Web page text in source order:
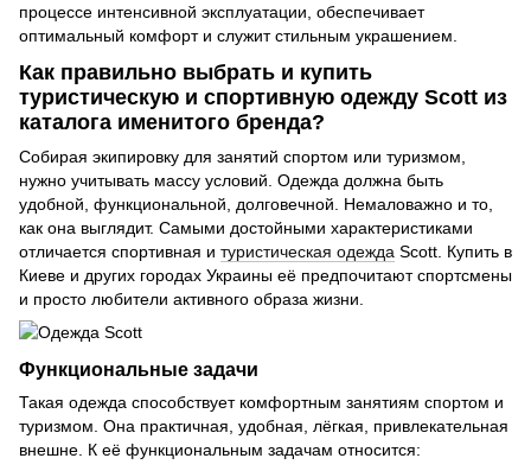
процессе интенсивной эксплуатации, обеспечивает
оптимальный комфорт и служит стильным украшением.
Как правильно выбрать и купить
туристическую и спортивную одежду Scott из
каталога именитого бренда?
Собирая экипировку для занятий спортом или туризмом,
нужно учитывать массу условий. Одежда должна быть
удобной, функциональной, долговечной. Немаловажно и то,
как она выглядит. Самыми достойными характеристиками
отличается спортивная и туристическая одежда Scott. Купить в
Киеве и других городах Украины её предпочитают спортсмены
и просто любители активного образа жизни.
Функциональные задачи
Такая одежда способствует комфортным занятиям спортом и
туризмом. Она практичная, удобная, лёгкая, привлекательная
внешне. К её функциональным задачам относится: